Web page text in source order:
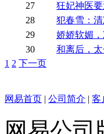
27
狂妃神医
28
犯春雪：
29
娇娇软媚
30
和离后，
1 2 下一页
网易首页 | 公司简介 | 客